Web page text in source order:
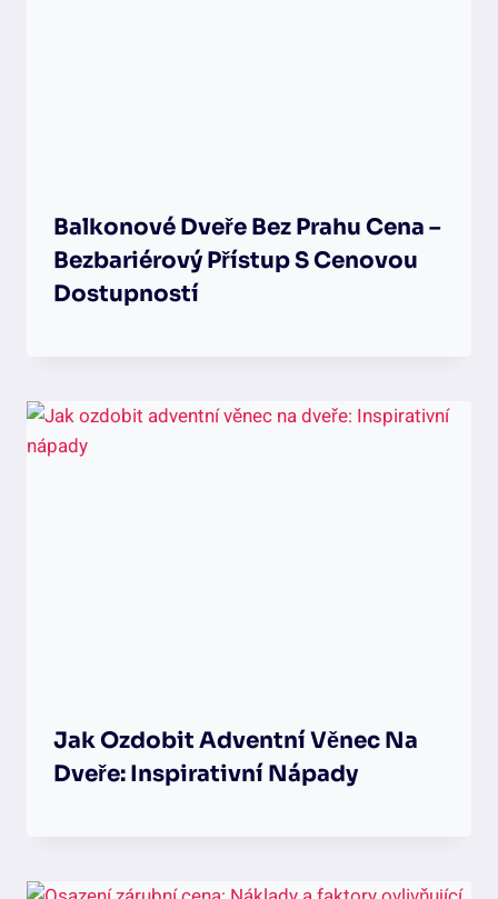
Balkonové Dveře Bez Prahu Cena –
Bezbariérový Přístup S Cenovou
Dostupností
Jak Ozdobit Adventní Věnec Na
Dveře: Inspirativní Nápady